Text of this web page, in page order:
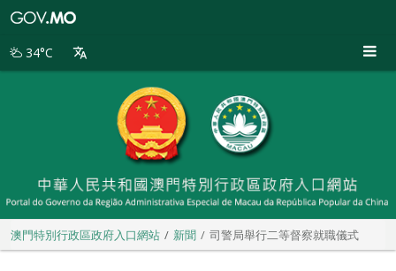
別
34°C
澳門特別行政區政府入口網站 新聞 司警局舉行二等督察就職儀式